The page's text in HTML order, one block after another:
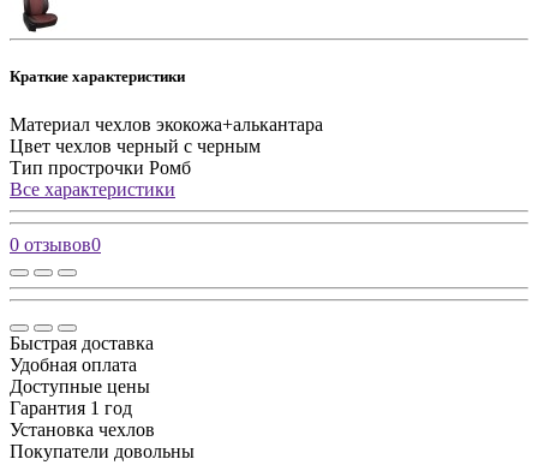
Краткие характеристики
Материал чехлов экокожа+алькантара
Цвет чехлов черный с черным
Тип прострочки Ромб
Все характеристики
0 отзывов0
Быстрая доставка
Удобная оплата
Доступные цены
Гарантия 1 год
Установка чехлов
Покупатели довольны